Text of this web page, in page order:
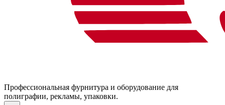
Профессиональная фурнитура и оборудование для
полиграфии, рекламы, упаковки.